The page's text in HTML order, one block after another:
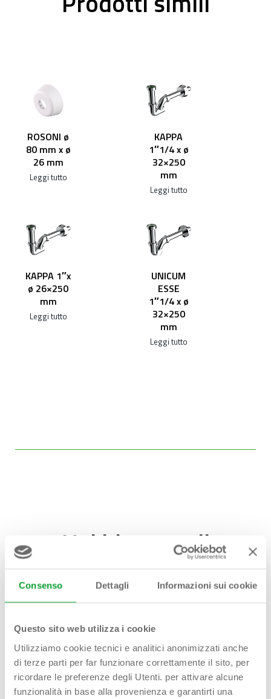
Consenso Dettagli Informazioni sui cookie
Questo sito web utilizza i cookie
Utilizziamo cookie tecnici e analitici anonimizzati anche
di terze parti per far funzionare correttamente il sito, per
ricordare le preferenze degli Utenti. per attivare alcune
funzionalità in base alla provenienza e garantirti una
ROSONI ø
80 mm x ø
26 mm
Leggi tutto
KAPPA
1″1/4 x ø
32×250
mm
Leggi tutto
KAPPA 1″x
ø 26×250
mm
Leggi tutto
UNICUM
ESSE
1″1/4 x ø
32×250
mm
Leggi tutto
Hai bisogno di
Contattaci!
Nome Cognome*